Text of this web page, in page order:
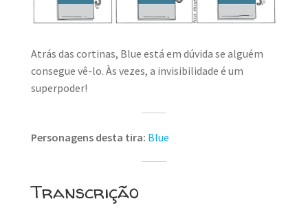
MINHA CONTA
CARRINHO
Search
for:
Atrás das cortinas, Blue está em dúvida se alguém
consegue vê-lo. Às vezes, a invisibilidade é um
superpoder!
Personagens desta tira: Blue
Transcrição